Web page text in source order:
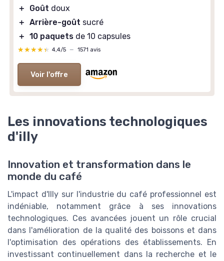
＋
Goût doux
＋ Arrière-goût sucré
＋ 10 paquets de 10 capsules
★★★★★
★★★★★ 4,4/5 — 1571 avis
Voir l'offre
Les innovations technologiques
d'illy
Innovation et transformation dans le
monde du café
L'impact d'Illy sur l'industrie du café professionnel est
indéniable, notamment grâce à ses innovations
technologiques. Ces avancées jouent un rôle crucial
dans l'amélioration de la qualité des boissons et dans
l'optimisation des opérations des établissements. En
investissant continuellement dans la recherche et le